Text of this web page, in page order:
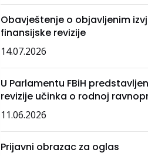
Obavještenje o objavljenim
finansijske revizije
14.07.2026
U Parlamentu FBiH
revizije učinka o rodnoj
11.06.2026
Prijavni obrazac za oglas